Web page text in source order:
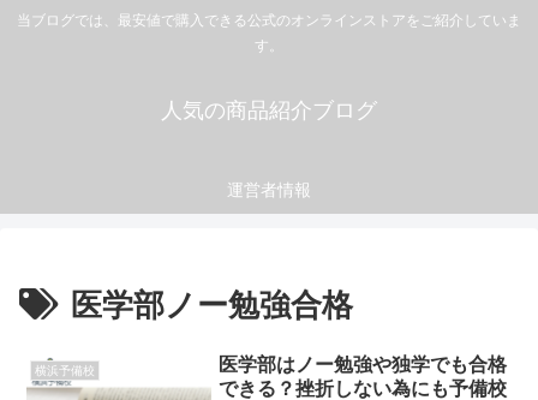
当ブログでは、最安値で購入できる公式のオンラインストアをご紹介していま
す。
人気の商品紹介ブログ
運営者情報
医学部ノー勉強合格
横浜予備校
医学部はノー勉強や独学でも合格
できる？挫折しない為にも予備校